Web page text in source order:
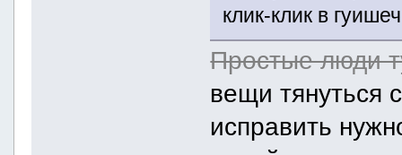
клик-клик в
Простые люди
вещи тянуться
исправить